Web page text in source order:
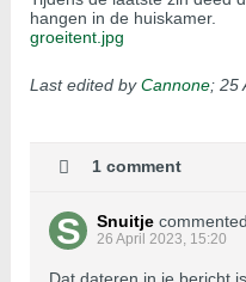
hangen in de huiskamer.
groeitent.jpg
Last edited byCannone; 25
1 comment
Snuitje commented
26 April 2023, 15:20